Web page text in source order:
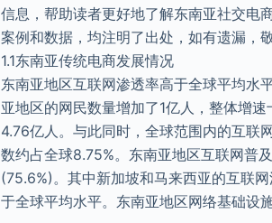
信息，帮助读者更好地了解东南亚社交电
案例和数据，均注明了出处，如有遗漏，
1.1东南亚传统电商发展情况
东南亚地区互联网渗透率高于全球平均水
亚地区的网民数量增加了1亿人，整体增
4.76亿人。与此同时，全球范围内的互联
数约占全球8.75%。东南亚地区互联网普
(75.6%)。其中新加坡和马来西亚的互联
于全球平均水平。东南亚地区网络基础设